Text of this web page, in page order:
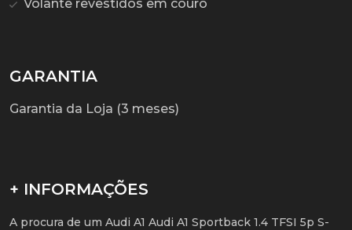
Volante revestidos em couro
GARANTIA
Garantia da Loja (3 meses)
+ INFORMAÇÕES
A procura de um Audi A1 Audi A1 Sportback 1.4 TFSI 5p S-